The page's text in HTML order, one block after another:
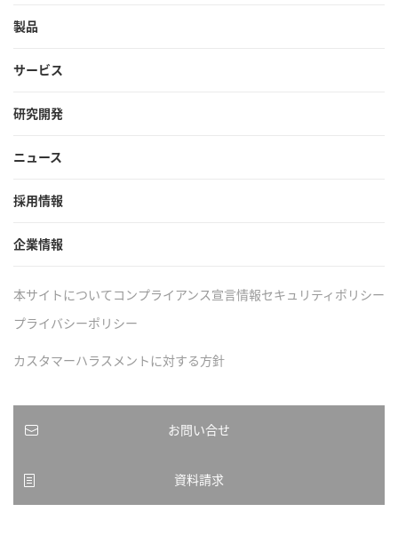
製品
サービス
研究開発
ニュース
採用情報
企業情報
本サイトについてコンプライアンス宣言情報セキュリティポリシー
プライバシーポリシー
カスタマーハラスメントに対する方針
お問い合せ
資料請求